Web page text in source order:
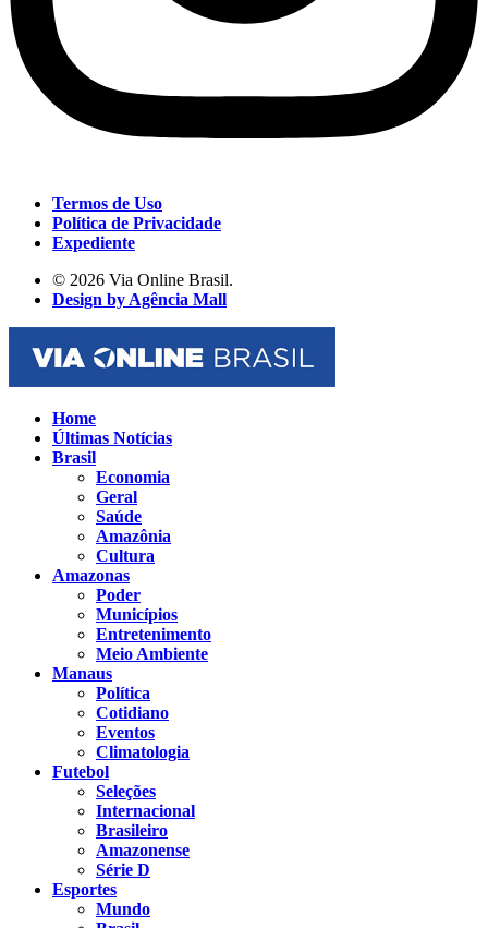
Termos de Uso
Política de Privacidade
Expediente
© 2026 Via Online Brasil.
Design by Agência Mall
Home
Últimas Notícias
Brasil
Economia
Geral
Saúde
Amazônia
Cultura
Amazonas
Poder
Municípios
Entretenimento
Meio Ambiente
Manaus
Política
Cotidiano
Eventos
Climatologia
Futebol
Seleções
Internacional
Brasileiro
Amazonense
Série D
Esportes
Mundo